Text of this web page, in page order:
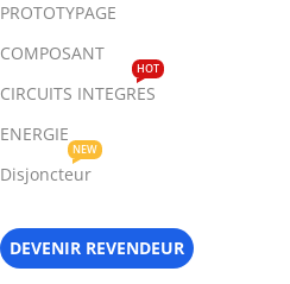
PROTOTYPAGE
COMPOSANT
CIRCUITS INTEGRES
HOT
ENERGIE
Disjoncteur
NEW
DEVENIR REVENDEUR